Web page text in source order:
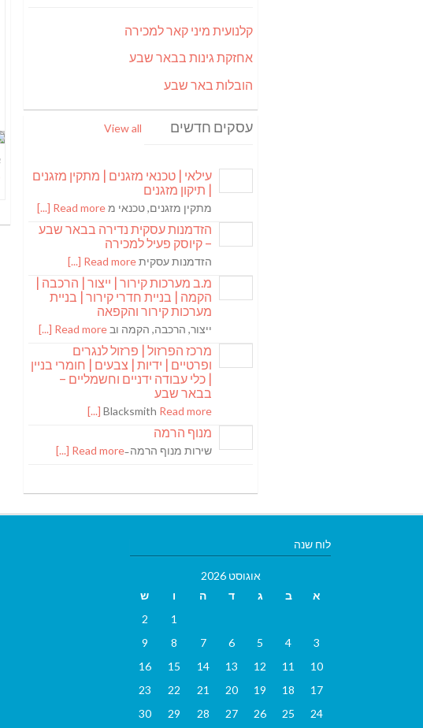
קלנועית מיני קאר למכירה
אחזקת גינות בבאר שבע
הובלות באר שבע
עסקים חדשים View all
עילאי | טכנאי מזגנים | מתקין מזגנים
| תיקון מזגנים
מתקין מזגנים, טכנאי מRead more [...]
הזדמנות עסקית נדירה בבאר שבע
– קיוסק פעיל למכירה
הזדמנות עסקיתRead more [...]
מ.ב מערכות קירור | ייצור | הרכבה |
הקמה | בניית חדרי קירור | בניית
מערכות קירור והקפאה
ייצור, הרכבה, הקמה וב Read more [...]
מרכז הפרזול | פרזול לנגרים
ופרטיים | ידיות | צבעים | חומרי בניין
| כלי עבודה ידניים וחשמליים –
בבאר שבע
Blacksmith Read more [...]
מנוף הרמה
שירות מנוף הרמה ̵Read more [...]
לוח שנה
אוגוסט 2026
א
ב ג ד ה ו
ש
1
2
3
4
5
6
7
8
9
10
11
12
13
14
15
16
17
18
19
20
21
22
23
24
25
26
27
28
29
30